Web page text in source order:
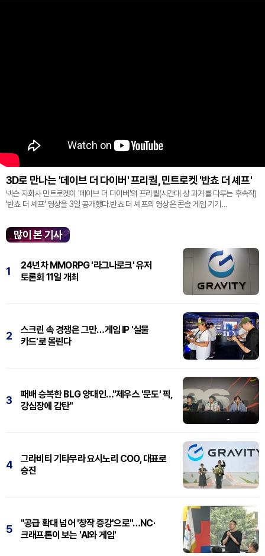
3D로 만나는 '데이브 더 다이버' 프리퀄, 민트로켓 '반쵸 더 셰프'
넥슨 자회사 민트로켓이 '데이브 더 다이버'의 프리퀄(시간대 상 과거를 다루는 후속작)
'반쵸 더 셰프' 영상을 3일 공개했다.반쵸 더 셰프의 영상은 콘솔 게임 기기
많이 본 기사
1
24년차 MMORPG '라그나로크' 유저
토론회 11일 개최
2
스크린 속 경쟁은 그만…게임 IP '실물
카드'로 몰린다
3
패배 승복한 BLG 양대인…"제우스 '문도' 픽,
강심장에 감탄"
4
그라비티 기타무라 요시노리 COO, 대표로
승진
5
"공급 확대 넘어 '창작 증강'으로"…NC·
크래프톤이 보는 'AI와 게임'